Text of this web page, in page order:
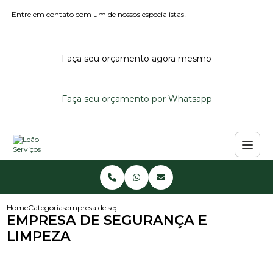
Entre em contato com um de nossos especialistas!
Faça seu orçamento agora mesmo
Faça seu orçamento por Whatsapp
HomeCategoriasempresa de seguranca e limpeza
EMPRESA DE SEGURANÇA E
LIMPEZA